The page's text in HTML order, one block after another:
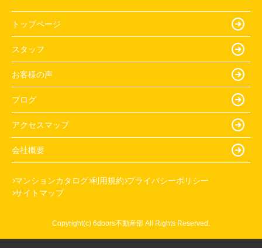
トップページ
スタッフ
お客様の声
ブログ
アクセスマップ
会社概要
マンションカタログ 利用規約 プライバシーポリシー
サイトマップ
Copyright(c) 6doors不動産部 All Rights Reserved.